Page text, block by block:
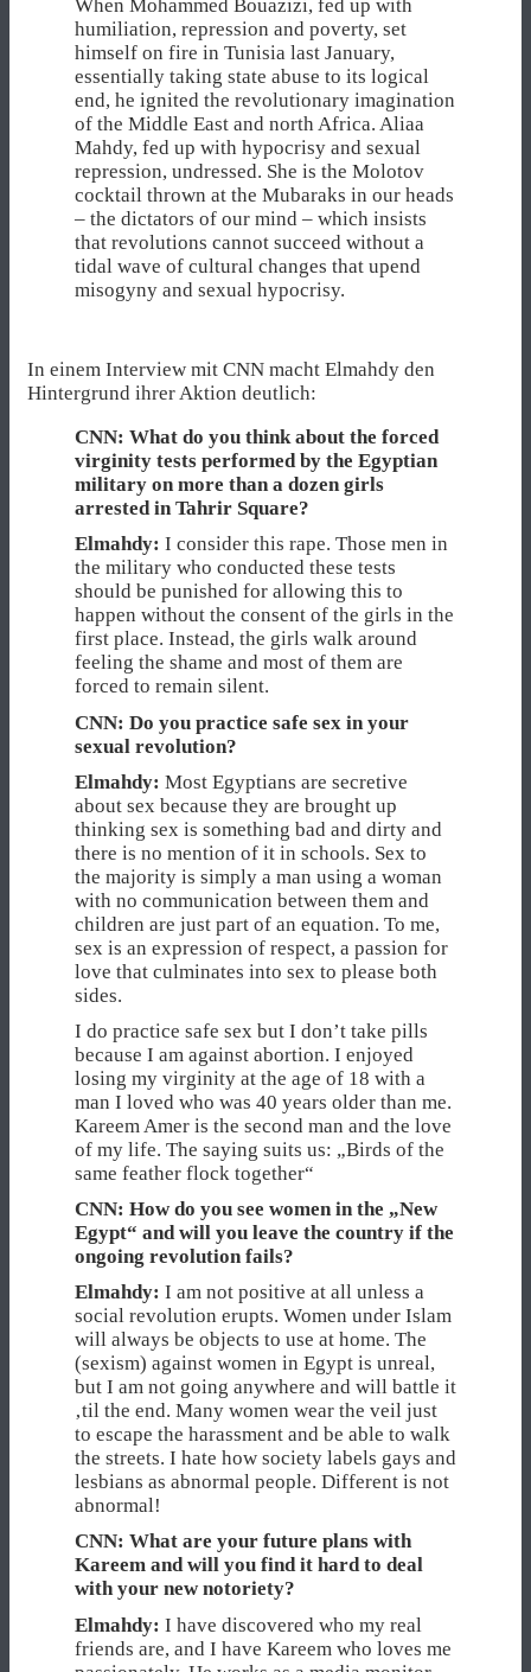
When Mohammed Bouazizi, fed up with
humiliation, repression and poverty, set
himself on fire in Tunisia last January,
essentially taking state abuse to its logical
end, he ignited the revolutionary imagination
of the Middle East and north Africa. Aliaa
Mahdy, fed up with hypocrisy and sexual
repression, undressed. She is the Molotov
cocktail thrown at the Mubaraks in our heads
– the dictators of our mind – which insists
that revolutions cannot succeed without a
tidal wave of cultural changes that upend
misogyny and sexual hypocrisy.
In einem Interview mit CNN macht Elmahdy den
Hintergrund ihrer Aktion deutlich:
CNN: What do you think about the forced
virginity tests performed by the Egyptian
military on more than a dozen girls
arrested in Tahrir Square?
Elmahdy: I consider this rape. Those men in
the military who conducted these tests
should be punished for allowing this to
happen without the consent of the girls in the
first place. Instead, the girls walk around
feeling the shame and most of them are
forced to remain silent.
CNN: Do you practice safe sex in your
sexual revolution?
Elmahdy: Most Egyptians are secretive
about sex because they are brought up
thinking sex is something bad and dirty and
there is no mention of it in schools. Sex to
the majority is simply a man using a woman
with no communication between them and
children are just part of an equation. To me,
sex is an expression of respect, a passion for
love that culminates into sex to please both
sides.
I do practice safe sex but I don’t take pills
because I am against abortion. I enjoyed
losing my virginity at the age of 18 with a
man I loved who was 40 years older than me.
Kareem Amer is the second man and the love
of my life. The saying suits us: „Birds of the
same feather flock together“
CNN: How do you see women in the „New
Egypt“ and will you leave the country if the
ongoing revolution fails?
Elmahdy: I am not positive at all unless a
social revolution erupts. Women under Islam
will always be objects to use at home. The
(sexism) against women in Egypt is unreal,
but I am not going anywhere and will battle it
‚til the end. Many women wear the veil just
to escape the harassment and be able to walk
the streets. I hate how society labels gays and
lesbians as abnormal people. Different is not
abnormal!
CNN: What are your future plans with
Kareem and will you find it hard to deal
with your new notoriety?
Elmahdy: I have discovered who my real
friends are, and I have Kareem who loves me